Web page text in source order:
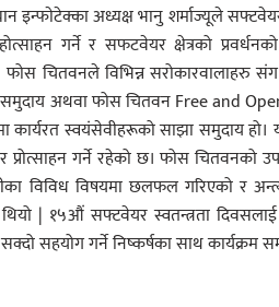
अध्यक्ष भानु शर्माज्यूले
गर्ने र सफटवेयर क्षेत्रको
चितवनले विभिन्न सरोकारवालाहरु
समुदाय अथवा फोस चितवन Free and
कार्यरत स्वयंसेवीहरूको साझा समुदाय
र प्रोत्साहन गर्ने रहेको छ। फोस
विविध विषयमा छलफल गरिएको र
| १५औं सफ्टवेयर स्वतन्त्रता दिवसलाई
सहयोग गर्ने निष्कर्षका साथ कार्यक्रम